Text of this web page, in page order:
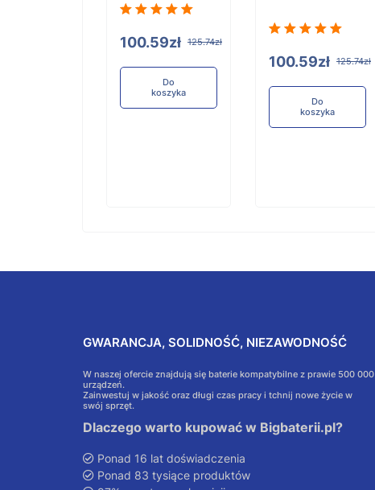
100.59zł 125.74zł
Do
koszyka
100.59zł 125.74zł
Do
koszyka
GWARANCJA, SOLIDNOŚĆ, NIEZAWODNOŚĆ
W naszej ofercie znajdują się baterie kompatybilne z prawie 500 000
urządzeń.
Zainwestuj w jakość oraz długi czas pracy i tchnij nowe życie w
swój sprzęt.
Dlaczego warto kupować w Bigbaterii.pl?
Ponad 16 lat doświadczenia
Ponad 83 tysiące produktów